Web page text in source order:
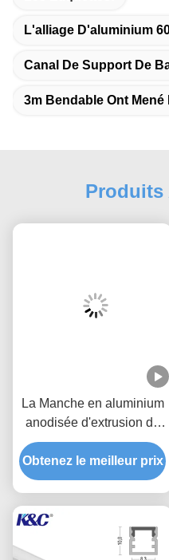
L'alliage D'aluminium
Canal De Support De
3m Bendable Ont Mené
Produits
La Manche en aluminium
anodisée d'extrusion de
profil de petite bande de
LED
Obtenez le meilleur prix